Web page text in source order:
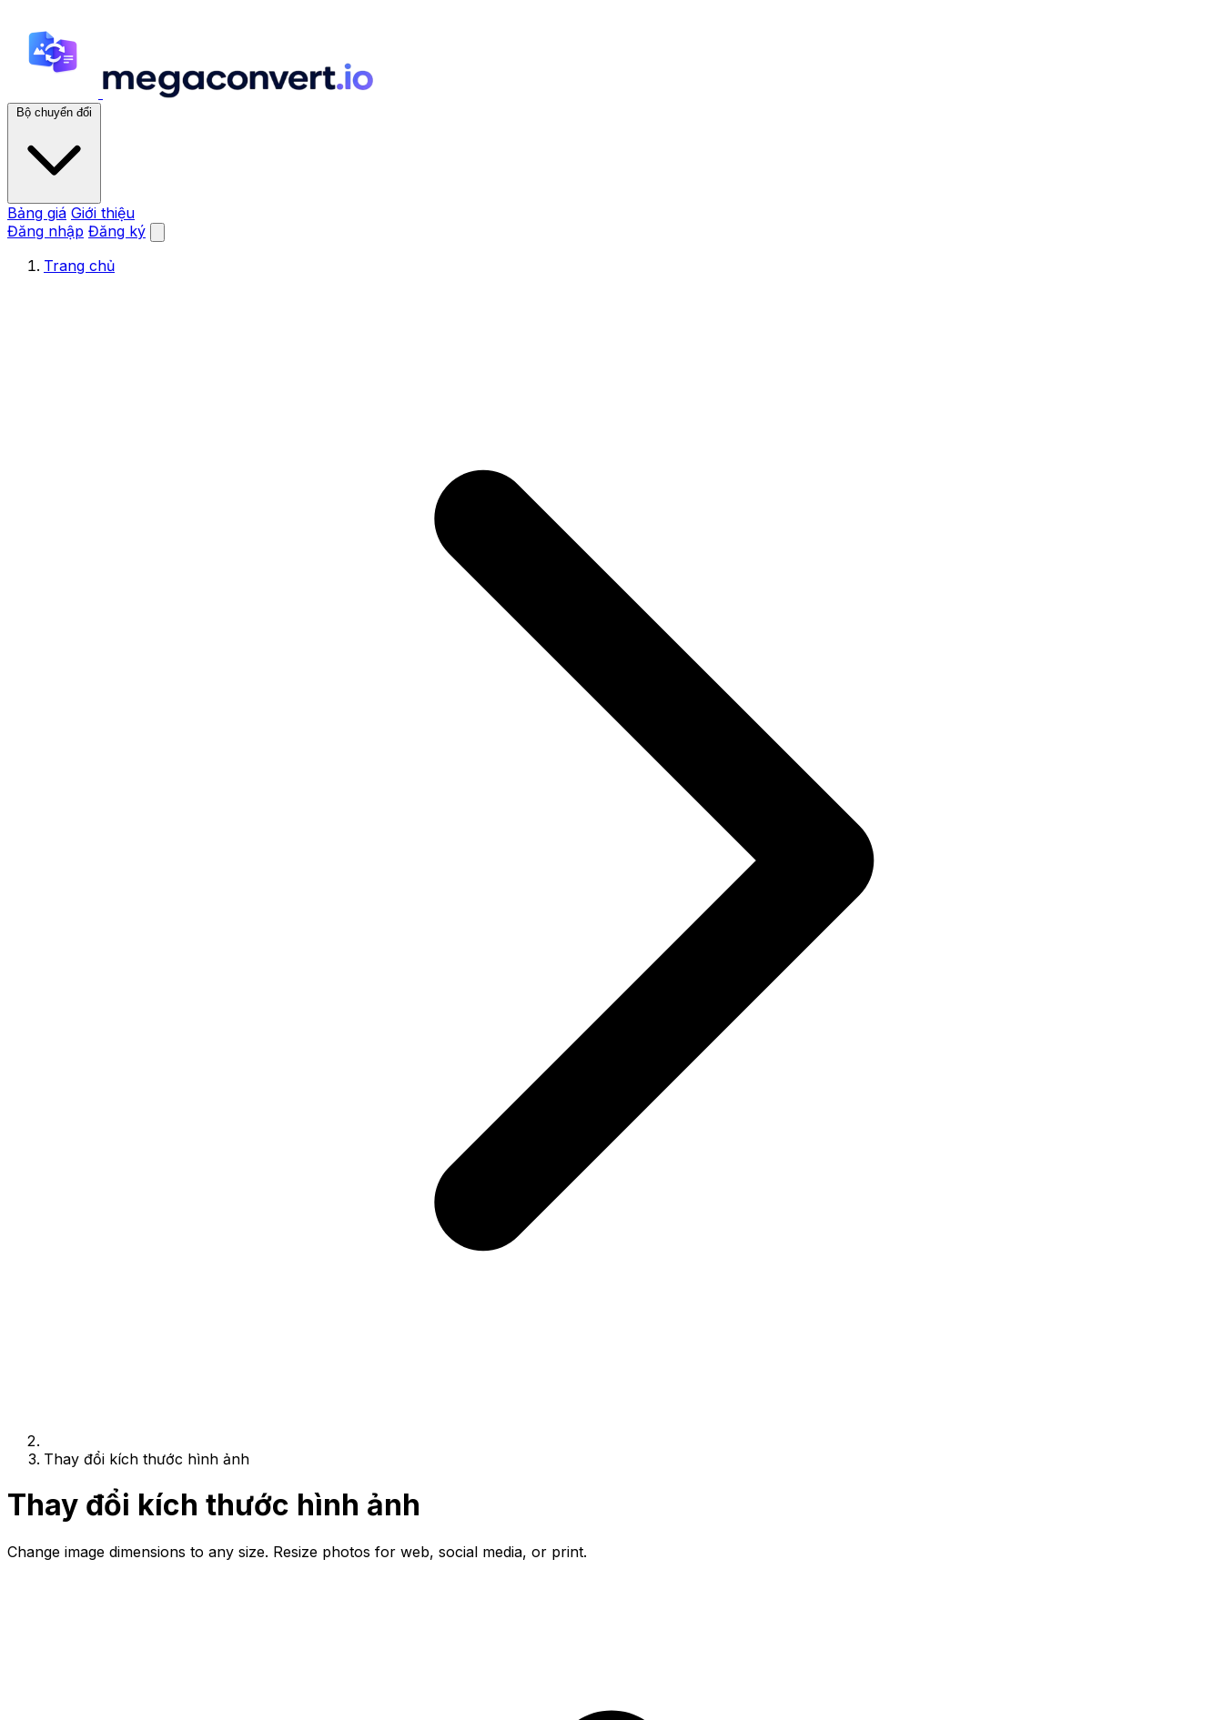
Bộ chuyển đổi
Bảng giá Giới thiệu
Đăng nhập Đăng ký
Trang chủ
Thay đổi kích thước hình ảnh
Thay đổi kích thước hình ảnh
Change image dimensions to any size. Resize photos for web, social media, or print.